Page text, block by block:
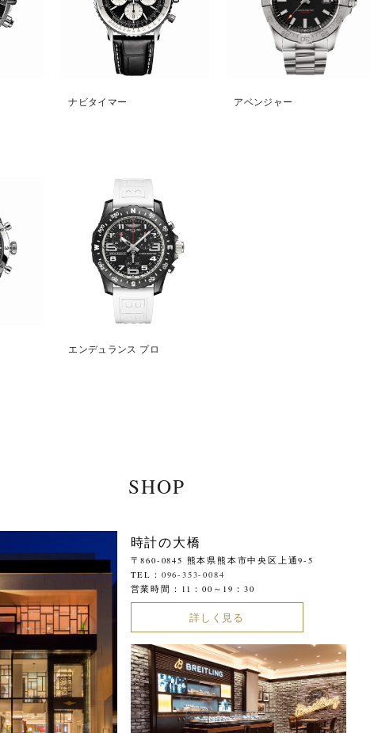
ナビタイマー アベンジャー
エンデュランス プロ
SHOP
時計の大橋
〒860-0845 熊本県熊本市中央区上通9-5
TEL： 096-353-0084
営業時間：11：00～19：30
詳しく見る